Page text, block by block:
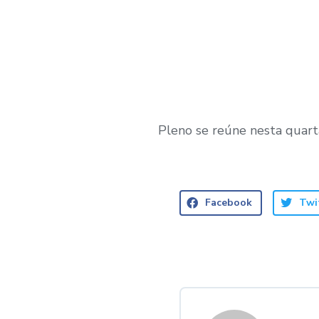
Pleno se reúne nesta
Facebook